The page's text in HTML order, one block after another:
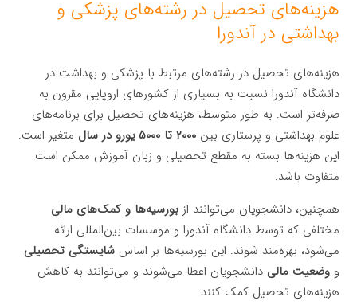
هزینه‌های تحصیل در رشته‌های پزشکی و
بهداشتی در آندورا
هزینه‌های تحصیل در رشته‌های مرتبط با پزشکی و بهداشت در
دانشگاه آندورا نسبت به بسیاری از کشورهای اروپایی مقرون به
صرفه‌تر است. به طور متوسط، هزینه‌های تحصیل برای برنامه‌های
علوم بهداشتی و پرستاری بین۲۰۰۰ تا ۵۰۰۰ یورو در سال
متغیر است.
این هزینه‌ها بسته به مقطع تحصیلی و زبان آموزش ممکن است
متفاوت باشد.
همچنین، دانشجویان می‌توانند ازبورسیه‌ها و کمک‌های مالی
مختلفی که توسط دانشگاه آندورا و موسسات بین‌المللی ارائه
می‌شود، بهره‌مند شوند. این بورسیه‌ها بر اساسشایستگی تحصیلی
ووضعیت مالی دانشجویان اعطا می‌شوند و می‌توانند به کاهش
هزینه‌های تحصیل کمک کنند.